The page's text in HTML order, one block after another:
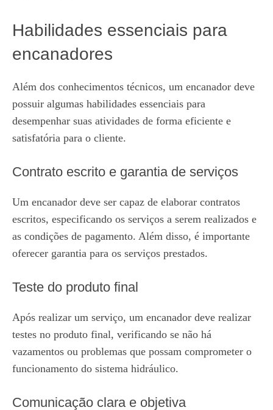
Habilidades essenciais para
encanadores
Além dos conhecimentos técnicos, um encanador deve
possuir algumas habilidades essenciais para
desempenhar suas atividades de forma eficiente e
satisfatória para o cliente.
Contrato escrito e garantia de serviços
Um encanador deve ser capaz de elaborar contratos
escritos, especificando os serviços a serem realizados e
as condições de pagamento. Além disso, é importante
oferecer garantia para os serviços prestados.
Teste do produto final
Após realizar um serviço, um encanador deve realizar
testes no produto final, verificando se não há
vazamentos ou problemas que possam comprometer o
funcionamento do sistema hidráulico.
Comunicação clara e objetiva